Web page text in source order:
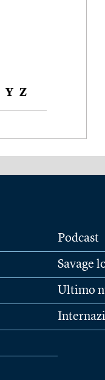
Y Z
Podcast
Savage
Ultimo